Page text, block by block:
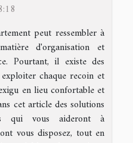
peut ressembler à
d'organisation et
Pourtant, il existe des
chaque recoin et
en lieu confortable et
cet article des solutions
qui vous aideront à
vous disposez, tout en